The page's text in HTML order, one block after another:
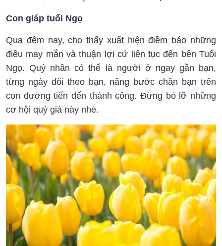
Con giáp tuổi Ngọ
Qua đêm nay, cho thấy xuất hiện điềm báo những
điều may mắn và thuận lợi cứ liên tục đến bên Tuổi
Ngọ. Quý nhân có thể là người ở ngay gần bạn,
từng ngày dõi theo bạn, nâng bước chân bạn trên
con đường tiến đến thành công. Đừng bỏ lỡ những
cơ hội quý giá này nhé.